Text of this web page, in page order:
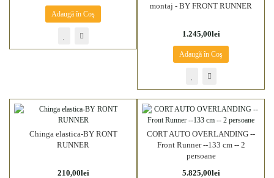
Adaugă în Coş
montaj - BY FRONT RUNNER
1.245,00lei
Adaugă în Coş
Chinga elastica-BY RONT
RUNNER
210,00lei
CORT AUTO OVERLANDING --
Front Runner --133 cm -- 2
persoane
5.825,00lei